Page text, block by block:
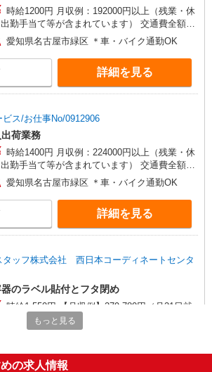
時給1200円 月収例：192000円以上（残業・休
勤手当て等が含まれています） 交通費全額支
愛知県名古屋市緑区 ＊車・バイク通勤OK
詳細を見る
ス/お仕事No/0912906
出荷業務
時給1400円 月収例：224000円以上（残業・休
勤手当て等が含まれています） 交通費全額支
愛知県名古屋市緑区 ＊車・バイク通勤OK
詳細を見る
タッフ株式会社 西日本コーディネートセンタ
のラベル貼付とフタ閉め
時給1,550円 【月収例】279,780円（月21日就
・残業10時間の場合） ★交通費規定支給
もっと見る
の求人情報